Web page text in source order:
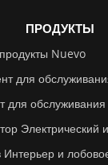
ПРОДУКТЫ
Nuevo
для
для
Электрический
Интерьер и